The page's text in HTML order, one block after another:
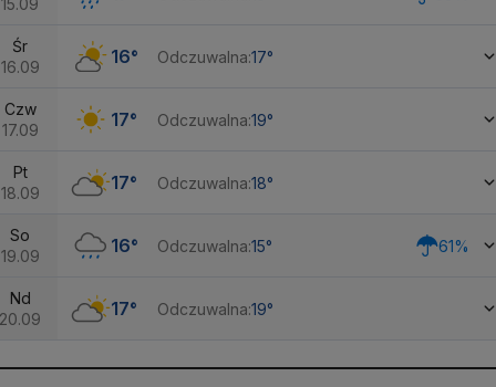
15.09
Śr
16.09
16° Odczuwalna:17°
Czw
17.09
17° Odczuwalna:19°
Pt
18.09
17° Odczuwalna:18°
So
19.09
16° Odczuwalna:15° 61%
Nd
20.09
17° Odczuwalna:19°